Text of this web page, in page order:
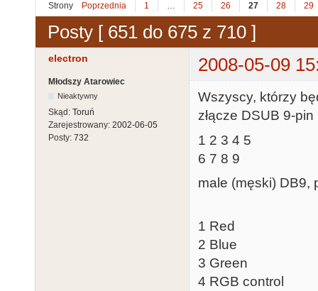
Strony Poprzednia 1 … 25 26 27 28 29
Posty [ 651 do 675 z 710 ]
electron 2008-05-09
Młodszy Atarowiec
Nieaktywny
Skąd: Toruń
Zarejestrowany: 2002-06-05
Posty: 732
Wszyscy, którzy
złącze DSUB 9-
1 2 3 4 5
6 7 8 9
male (męski) DB9,
1 Red
2 Blue
3 Green
4 RGB control